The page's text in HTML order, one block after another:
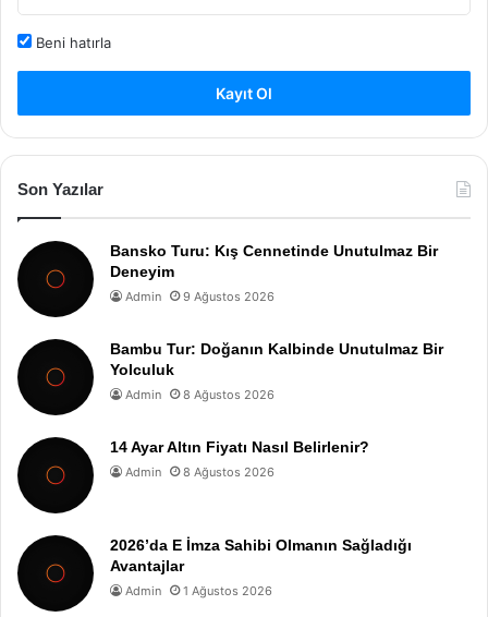
Beni hatırla
Kayıt Ol
Son Yazılar
Bansko Turu: Kış Cennetinde Unutulmaz Bir
Deneyim
Admin 9 Ağustos 2026
Bambu Tur: Doğanın Kalbinde Unutulmaz Bir
Yolculuk
Admin 8 Ağustos 2026
14 Ayar Altın Fiyatı Nasıl Belirlenir?
Admin 8 Ağustos 2026
2026’da E İmza Sahibi Olmanın Sağladığı
Avantajlar
Admin 1 Ağustos 2026